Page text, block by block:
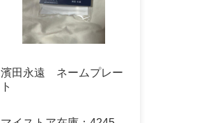
濱田永遠 ネームプレー
ト